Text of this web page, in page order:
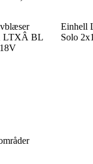
LTXÂ BL
Einhell
Solo